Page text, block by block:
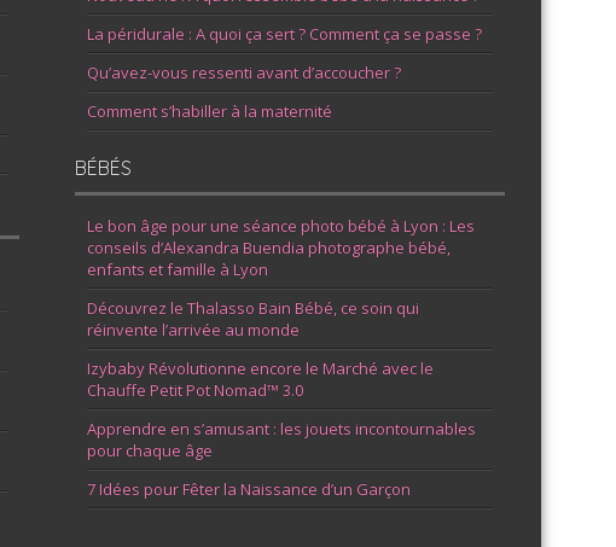
La péridurale : A quoi ça sert ? Comment ça se passe ?
Qu’avez-vous ressenti avant d’accoucher ?
Comment s’habiller à la maternité
BÉBÉS
Le bon âge pour une séance photo bébé à Lyon : Les
conseils d’Alexandra Buendia photographe bébé,
enfants et famille à Lyon
Découvrez le Thalasso Bain Bébé, ce soin qui
réinvente l’arrivée au monde
Izybaby Révolutionne encore le Marché avec le
Chauffe Petit Pot Nomad™ 3.0
Apprendre en s’amusant : les jouets incontournables
pour chaque âge
7 Idées pour Fêter la Naissance d’un Garçon